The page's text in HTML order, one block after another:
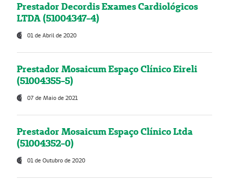
Prestador Decordis Exames Cardiológicos
LTDA (51004347-4)
01 de Abril de 2020
Prestador Mosaicum Espaço Clínico Eireli
(51004355-5)
07 de Maio de 2021
Prestador Mosaicum Espaço Clínico Ltda
(51004352-0)
01 de Outubro de 2020